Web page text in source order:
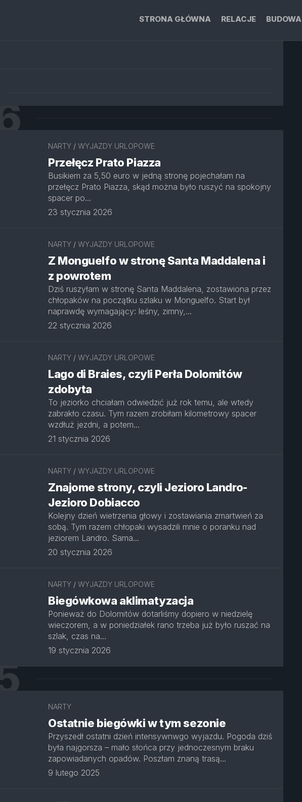
STRONA GŁÓWNA RELACJE BUDOWA
NARTY / WYJAZDY URLOPOWE
Przełęcz Prato Piazza
Busikiem za 5,50 euro w jedną stronę pojechałam na
przełęcz Prato Piazza, skąd można było ruszyć na spokojny
spacer po...
23 stycznia 2026
NARTY / WYJAZDY URLOPOWE
Z Monguelfo w stronę Santa Maddalena i
z powrotem
Dziś ruszyłam w stronę Santa Maddalena, zostawiona przez
chłopaków na początku szlaku w Monguelfo. Start był
naprawdę wymagający: leśny, zimny,...
22 stycznia 2026
NARTY / WYJAZDY URLOPOWE
Lago di Braies, czyli Perła Dolomitów
zdobyta
To jeziorko chciałam odwiedzić już rok temu, ale wtedy
zabrakło czasu. Tym razem zrobiłam kilometrowy spacer
wzdłuż jezdni, a potem...
21 stycznia 2026
NARTY / WYJAZDY URLOPOWE
Znajome strony, czyli Jezioro Landro-
Jezioro Dobiacco
Kolejny dzień wietrzenia głowy i zostawiania zmartwień za
sobą. Tym razem chłopaki wysadzili mnie o poranku nad
jeziorem Landro. Sama...
20 stycznia 2026
NARTY / WYJAZDY URLOPOWE
Biegówkowa aklimatyzacja
Ponieważ do Dolomitów dotarliśmy dopiero w niedzielę
wieczorem, a w poniedziałek rano trzeba już było ruszać na
szlak, czas na...
19 stycznia 2026
NARTY
Ostatnie biegówki w tym sezonie
Przyszedł ostatni dzień intensywnwgo wyjazdu. Pogoda dziś
była najgorsza – mało słońca przy jednoczesnym braku
zapowiadanych opadów. Poszłam znaną trasą...
9 lutego 2025